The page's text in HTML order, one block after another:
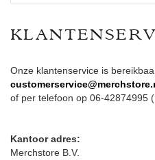
Onze klantenservice is
of per telefoon op 06-42874995
Kantoor adres:
Merchstore B.V.